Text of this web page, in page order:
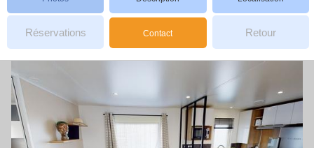
Réservations Contact Retour